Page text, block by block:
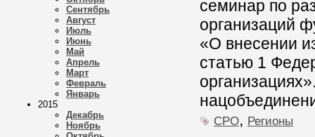
Сентябрь
Август
Июль
Июнь
Май
Апрель
Март
Февраль
Январь
2015
Декабрь
Ноябрь
семинар по
организаций
«О внесении
статью 1
СРО, Регионы